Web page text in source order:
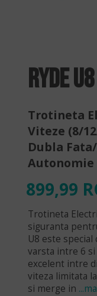
RYDE U8
Trotineta
Viteze (8/
Dubla
Autonomie
899,99
Trotineta
siguranta
U8 este
varsta intre 6
excelent intre
viteza limitata
si merge in